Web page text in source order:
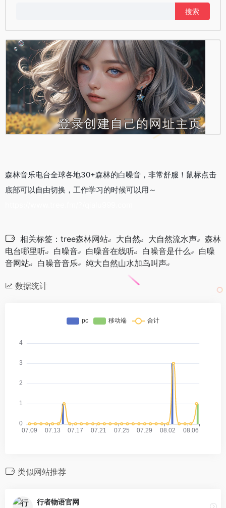
森林音乐电台全球各地30+森林的白噪音，非常舒服！鼠标点击
底部可以自由切换，工作学习的时候可以用～
相关标签： tree森林网站 大自然 大自然流水声
森林
电台哪里听
白噪音 白噪音在线听 白噪音是什么
白噪
音网站
白噪音音乐 纯大自然山水加鸟叫声
数据统计
类似网站推荐
行者物语官网